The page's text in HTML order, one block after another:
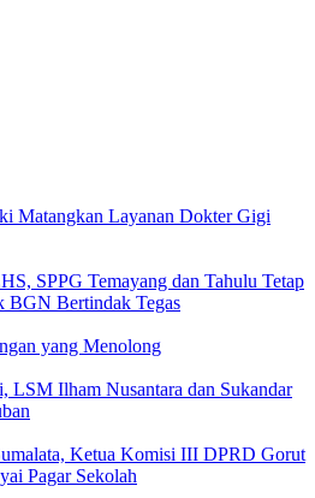
Matangkan Layanan Dokter Gigi
SPPG Temayang dan Tahulu Tetap
BGN Bertindak Tegas
yang Menolong
LSM Ilham Nusantara dan Sukandar
Ketua Komisi III DPRD Gorut
Pagar Sekolah